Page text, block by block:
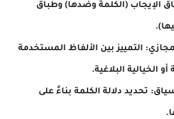
الإيجاب (الكلمة وضدها) وطباق
التمييز بين الألفاظ المستخدمة
الخيالية البلاغية.
تحديد دلالة الكلمة بناءً على